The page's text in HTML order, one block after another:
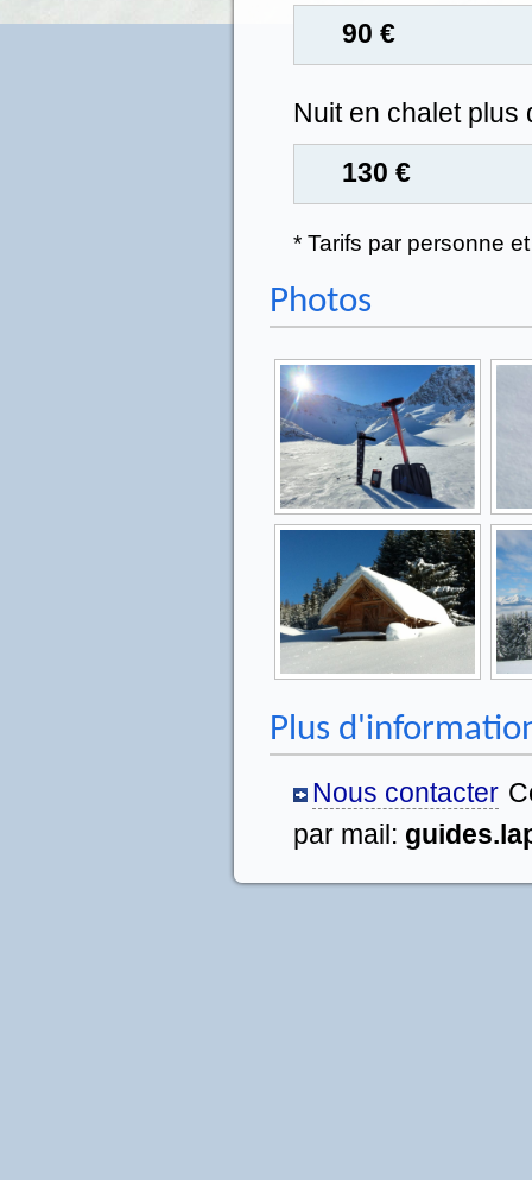
90 €
Nuit en chalet plus
130 €
* Tarifs par personne
Photos
Plus
Nous contacter
par mail: